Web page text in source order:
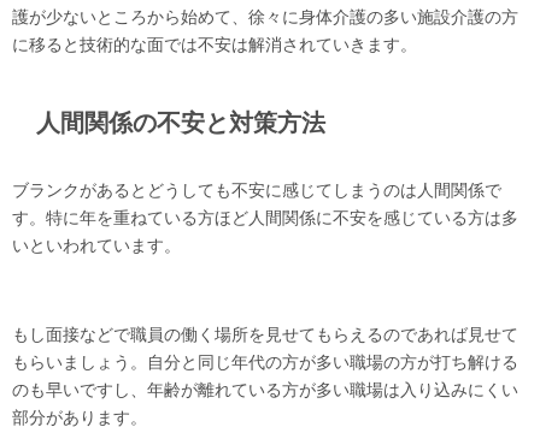
護が少ないところから始めて、徐々に身体介護の多い施設介護の方
に移ると技術的な面では不安は解消されていきます。
人間関係の不安と対策方法
ブランクがあるとどうしても不安に感じてしまうのは人間関係で
す。特に年を重ねている方ほど人間関係に不安を感じている方は多
いといわれています。
もし面接などで職員の働く場所を見せてもらえるのであれば見せて
もらいましょう。自分と同じ年代の方が多い職場の方が打ち解ける
のも早いですし、年齢が離れている方が多い職場は入り込みにくい
部分があります。